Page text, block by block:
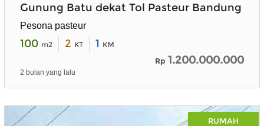
Gunung Batu dekat Tol Pasteur Bandung
Pesona pasteur
100 m2 2 KT 1 KM
Rp 1.200.000.000
2 bulan yang lalu
RUMAH